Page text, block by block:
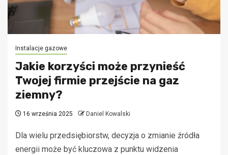
Instalacje gazowe
Jakie korzyści może przynieść
Twojej firmie przejście na gaz
ziemny?
16 września 2025 Daniel Kowalski
Dla wielu przedsiębiorstw, decyzja o zmianie źródła
energii może być kluczowa z punktu widzenia